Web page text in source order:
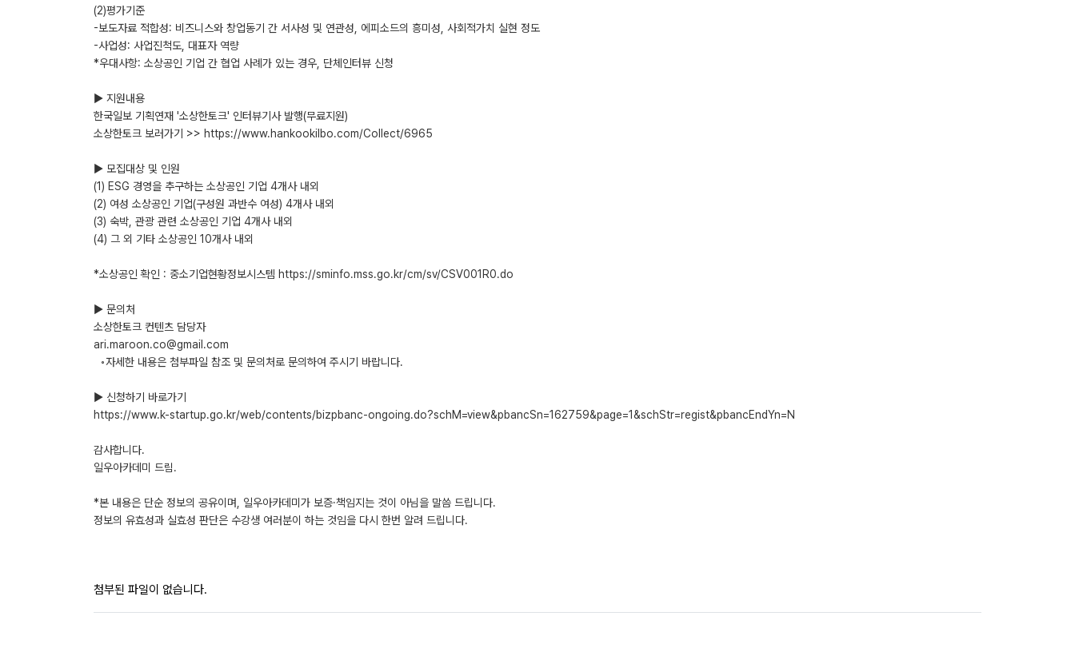
(2)평가기준
-보도자료 적합성: 비즈니스와 창업동기 간 서사성 및 연관성, 에피소드의 흥미성, 사회적가치 실현 정도
-사업성: 사업진척도, 대표자 역량
*우대사항: 소상공인 기업 간 협업 사례가 있는 경우, 단체인터뷰 신청
▶ 지원내용
한국일보 기획연재 '소상한토크' 인터뷰기사 발행(무료지원)
소상한토크 보러가기 >> https://www.hankookilbo.com/Collect/6965
▶ 모집대상 및 인원
(1) ESG 경영을 추구하는 소상공인 기업 4개사 내외
(2) 여성 소상공인 기업(구성원 과반수 여성) 4개사 내외
(3) 숙박, 관광 관련 소상공인 기업 4개사 내외
(4) 그 외 기타 소상공인 10개사 내외
*소상공인 확인 : 중소기업현황정보시스템 https://sminfo.mss.go.kr/cm/sv/CSV001R0.do
▶ 문의처
소상한토크 컨텐츠 담당자
ari.maroon.co@gmail.com
◦자세한 내용은 첨부파일 참조 및 문의처로 문의하여 주시기 바랍니다.
▶ 신청하기 바로가기
https://www.k-startup.go.kr/web/contents/bizpbanc-ongoing.do?schM=view&pbancSn=162759&page=1&schStr=regist&pbancEndYn=N
감사합니다.
일우아카데미 드림.
*본 내용은 단순 정보의 공유이며, 일우아카데미가 보증·책임지는 것이 아님을 말씀 드립니다.
정보의 유효성과 실효성 판단은 수강생 여러분이 하는 것임을 다시 한번 알려 드립니다.
첨부된 파일이 없습니다.